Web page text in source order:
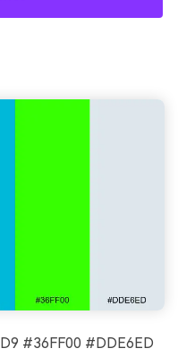
#36FF00 #DDE6ED